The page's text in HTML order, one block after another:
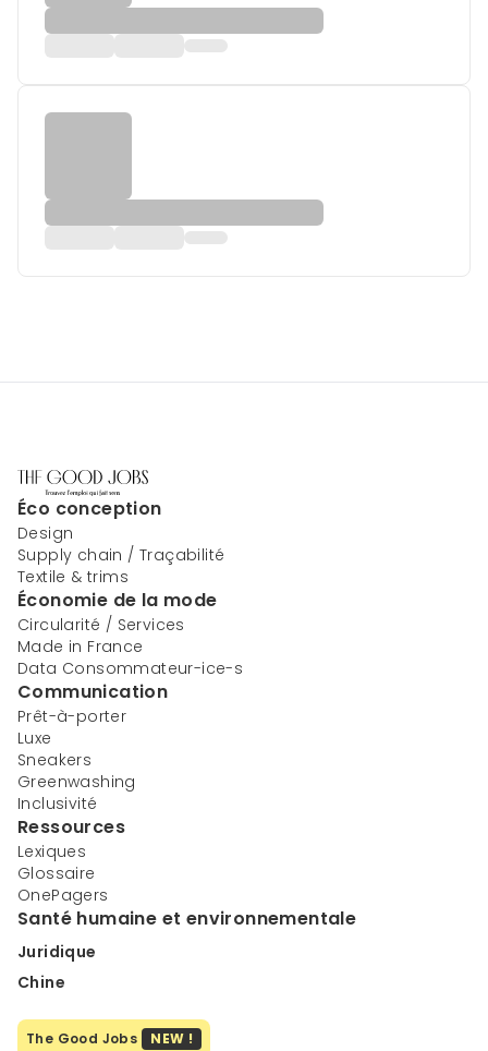
Éco conception
Design
Supply chain / Traçabilité
Textile & trims
Économie de la mode
Circularité / Services
Made in France
Data Consommateur-ice-s
Communication
Prêt-à-porter
Luxe
Sneakers
Greenwashing
Inclusivité
Ressources
Lexiques
Glossaire
OnePagers
Santé humaine et environnementale
Juridique
Chine
The Good Jobs NEW !